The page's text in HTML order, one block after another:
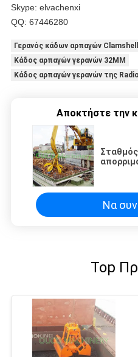
Skype: elvachenxi
QQ: 67446280
Γερανός κάδων αρπαγών Clamshell
Κάδος αρπαγών γερανών 32MM
Κάδος αρπαγών γερανών της
Αποκτήστε την
Σταθμός
Να
Top